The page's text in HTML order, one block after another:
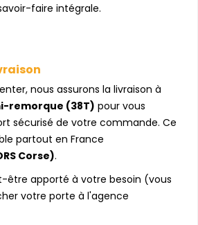
faire intégrale.
nous assurons la livraison à
remorque (38T) pour vous
sécurisé de votre commande. Ce
partout en France
Corse).
être apporté à votre besoin (vous
votre porte à l'agence